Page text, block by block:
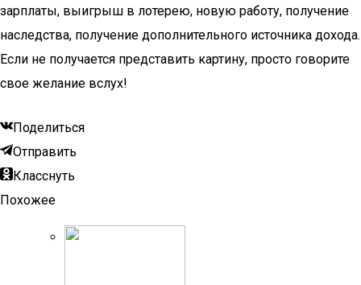
зарплаты, выигрыш в лотерею, новую работу, получение
наследства, получение дополнительного источника дохода.
Если не получается представить картину, просто говорите
свое желание вслух!
Поделиться
Отправить
Класснуть
Похожее